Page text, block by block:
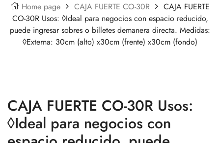
Home page CAJA FUERTE CO-30R
CAJA FUERTE
CO-30R Usos: ◊Ideal para negocios con espacio reducido,
puede ingresar sobres o billetes demanera directa. Medidas:
◊Externa: 30cm (alto) x30cm (frente) x30cm (fondo)
CAJA FUERTE CO-30R Usos:
◊Ideal para negocios con